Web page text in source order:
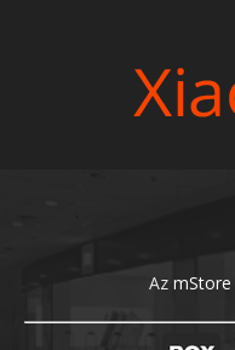
Az mStore